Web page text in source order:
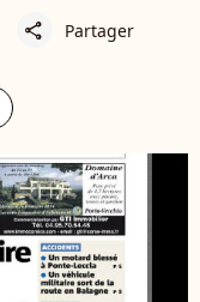
share Partager